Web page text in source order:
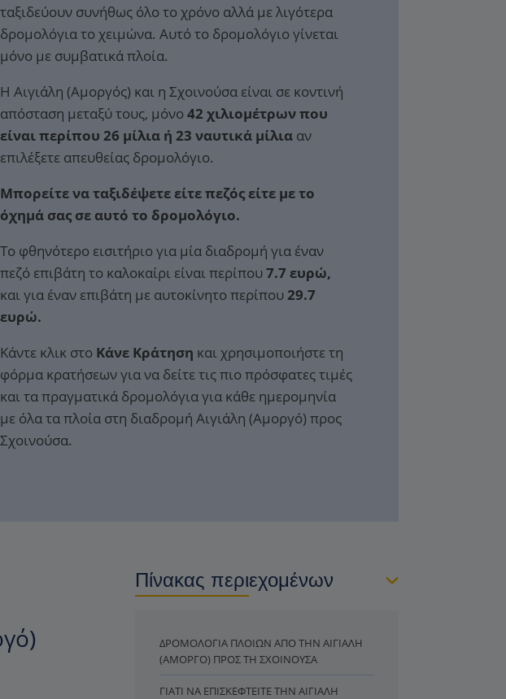
ταξιδεύουν συνήθως όλο το χρόνο αλλά με λιγότερα
δρομολόγια το χειμώνα. Αυτό το δρομολόγιο γίνεται
μόνο με συμβατικά πλοία.
Η Αιγιάλη (Αμοργός) και η Σχοινούσα είναι σε κοντινή
απόσταση μεταξύ τους, μόνο42 χιλιομέτρων που
είναι περίπου 26 μίλια ή 23 ναυτικά μίλια αν
επιλέξετε απευθείας δρομολόγιο.
Μπορείτε να ταξιδέψετε είτε πεζός είτε με το
όχημά σας σε αυτό το δρομολόγιο.
Το φθηνότερο εισιτήριο για μία διαδρομή για έναν
πεζό επιβάτη το καλοκαίρι είναι περίπου7.7 ευρώ,
και για έναν επιβάτη με αυτοκίνητο περίπου29.7
ευρώ.
Κάντε κλικ στο Κάνε Κράτηση και χρησιμοποιήστε τη
φόρμα κρατήσεων για να δείτε τις πιο πρόσφατες τιμές
και τα πραγματικά δρομολόγια για κάθε ημερομηνία
με όλα τα πλοία στη διαδρομή Αιγιάλη (Αμοργό) προς
Σχοινούσα.
Πίνακας περιεχομένων
ΔΡΟΜΟΛΌΓΙΑ ΠΛΟΊΩΝ ΑΠΌ ΤΗΝ ΑΙΓΙΆΛΗ
(ΑΜΟΡΓΌ) ΠΡΟΣ ΤΗ ΣΧΟΙΝΟΎΣΑ
ΓΙΑΤΊ ΝΑ ΕΠΙΣΚΕΦΤΕΊΤΕ ΤΗΝ ΑΙΓΙΆΛΗ